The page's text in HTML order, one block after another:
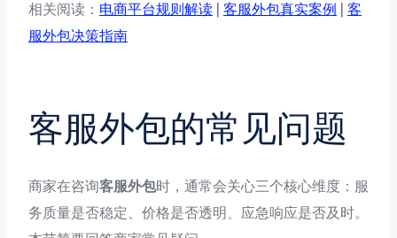
相关阅读： 电商平台规则解读 客服外包真实案例
客
服外包决策指南
客服外包的常见问题
商家在咨询客服外包时，通常会关心三个核心维度：服
务质量是否稳定、价格是否透明、应急响应是否及时。